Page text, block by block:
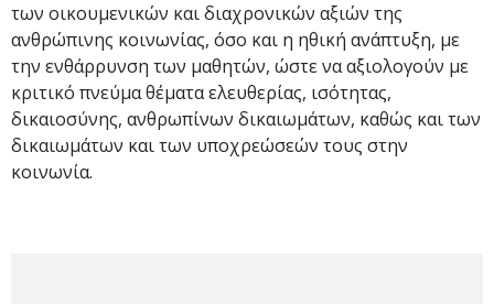
των οικουμενικών και διαχρονικών αξιών της
ανθρώπινης κοινωνίας, όσο και η ηθική ανάπτυξη, με
την ενθάρρυνση των μαθητών, ώστε να αξιολογούν με
κριτικό πνεύμα θέματα ελευθερίας, ισότητας,
δικαιοσύνης, ανθρωπίνων δικαιωμάτων, καθώς και των
δικαιωμάτων και των υποχρεώσεών τους στην
κοινωνία.